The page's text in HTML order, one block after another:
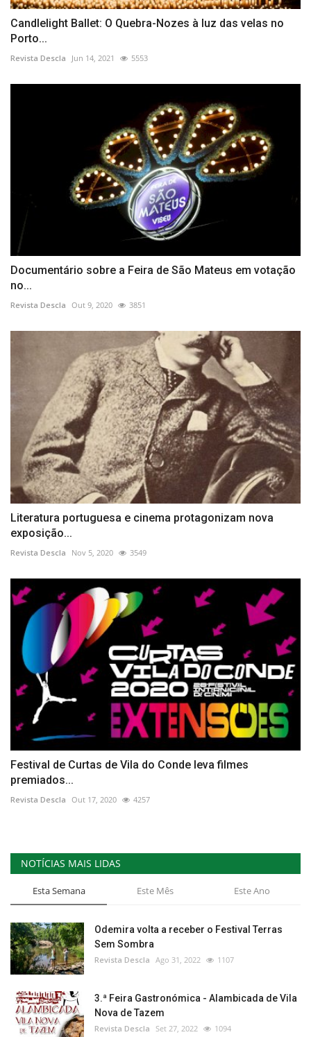
Candlelight Ballet: O Quebra-Nozes à luz das velas no
Porto...
Revista Descla Jun 14, 2021 5553
Documentário sobre a Feira de São Mateus em votação
no...
Revista Descla Out 9, 2020 3851
Literatura portuguesa e cinema protagonizam nova
exposição...
Revista Descla Nov 5, 2020 3549
Festival de Curtas de Vila do Conde leva filmes
premiados...
Revista Descla Out 17, 2020 4257
NOTÍCIAS MAIS LIDAS
Esta Semana Este Mês Este Ano
Odemira volta a receber o Festival Terras
Sem Sombra
Revista Descla Ago 31, 2022 1107
3.ª Feira Gastronómica - Alambicada de Vila
Nova de Tazem
Revista Descla Set 27, 2022 1094